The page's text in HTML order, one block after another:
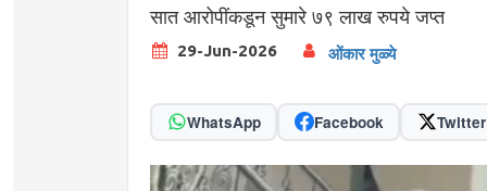
सात आरोपींकडून सुमारे ७९ लाख रुपये जप्त
29-Jun-2026 ओंकार मुळ्ये
WhatsApp Facebook Twitter